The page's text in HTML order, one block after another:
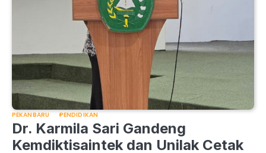
PEKANBARU PENDIDIKAN
Dr. Karmila Sari Gandeng
Kemdiktisaintek dan Unilak Cetak